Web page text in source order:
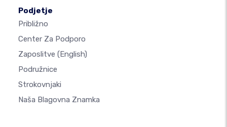
Podjetje
Približno
Center Za Podporo
Zaposlitve (English)
Podružnice
Strokovnjaki
Naša Blagovna Znamka